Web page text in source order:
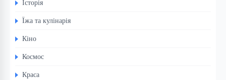
Історія
Їжа та кулінарія
Кіно
Космос
Краса